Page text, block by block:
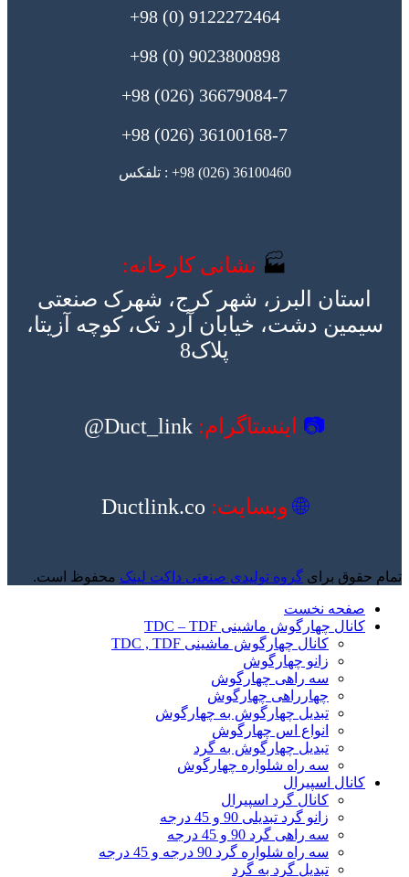
9122272464 (0) 98+
9023800898 (0) 98+
36679084-7 (026) 98+
36100168-7 (026) 98+
36100460 (026) 98+ : تلفکس
🏭 نشانی کارخانه:
استان البرز، شهر کرج، شهرک صنعتی
سیمین دشت، خیابان آرد تک، کوچه آزیتا،
پلاک8
📷 اینستاگرام:
🌐 وبسایت:
تمام حقوق برای گروه تولیدی صنعتی داکت لینک محفوظ است.
صفحه نخست
کانال چهارگوش ماشینی TDC – TDF
کانال چهارگوش ماشینی TDC , TDF
زانو چهارگوش
سه راهی چهارگوش
چهارراهی چهارگوش
تبدیل چهارگوش به چهارگوش
انواع اس چهارگوش
تبدیل چهارگوش به گرد
سه راه شلواره چهارگوش
کانال اسپیرال
کانال گرد اسپیرال
زانو گرد تبدیلی 90 و 45 درجه
سه راهی گرد 90 و 45 درجه
سه راه شلواره گرد 90 درجه و 45 درجه
تبدیل گرد به گرد